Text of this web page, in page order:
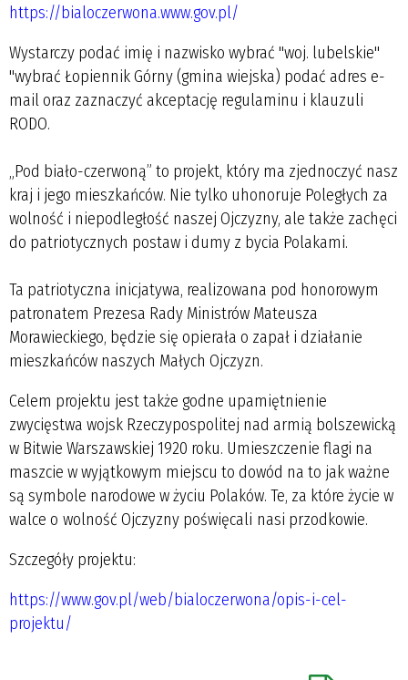
https://bialoczerwona.www.gov.pl/
Wystarczy podać imię i nazwisko wybrać "woj. lubelskie"
"wybrać Łopiennik Górny (gmina wiejska) podać adres e-
mail oraz zaznaczyć akceptację regulaminu i klauzuli
RODO.
„Pod biało-czerwoną” to projekt, który ma zjednoczyć nasz
kraj i jego mieszkańców. Nie tylko uhonoruje Poległych za
wolność i niepodległość naszej Ojczyzny, ale także zachęci
do patriotycznych postaw i dumy z bycia Polakami.
Ta patriotyczna inicjatywa, realizowana pod honorowym
patronatem Prezesa Rady Ministrów Mateusza
Morawieckiego, będzie się opierała o zapał i działanie
mieszkańców naszych Małych Ojczyzn.
Celem projektu jest także godne upamiętnienie
zwycięstwa wojsk Rzeczypospolitej nad armią bolszewicką
w Bitwie Warszawskiej 1920 roku. Umieszczenie flagi na
maszcie w wyjątkowym miejscu to dowód na to jak ważne
są symbole narodowe w życiu Polaków. Te, za które życie w
walce o wolność Ojczyzny poświęcali nasi przodkowie.
Szczegóły projektu:
https://www.gov.pl/web/bialoczerwona/opis-i-cel-
projektu/